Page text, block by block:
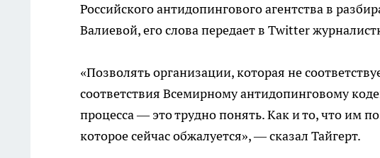
Российского антидопингового агентства в
Валиевой, его слова передает в Twitter
«Позволять организации, которая не
соответствия Всемирному антидопинговому
процесса — это трудно понять. Как и то, что им
которое сейчас обжалуется», — сказал Тайгерт.